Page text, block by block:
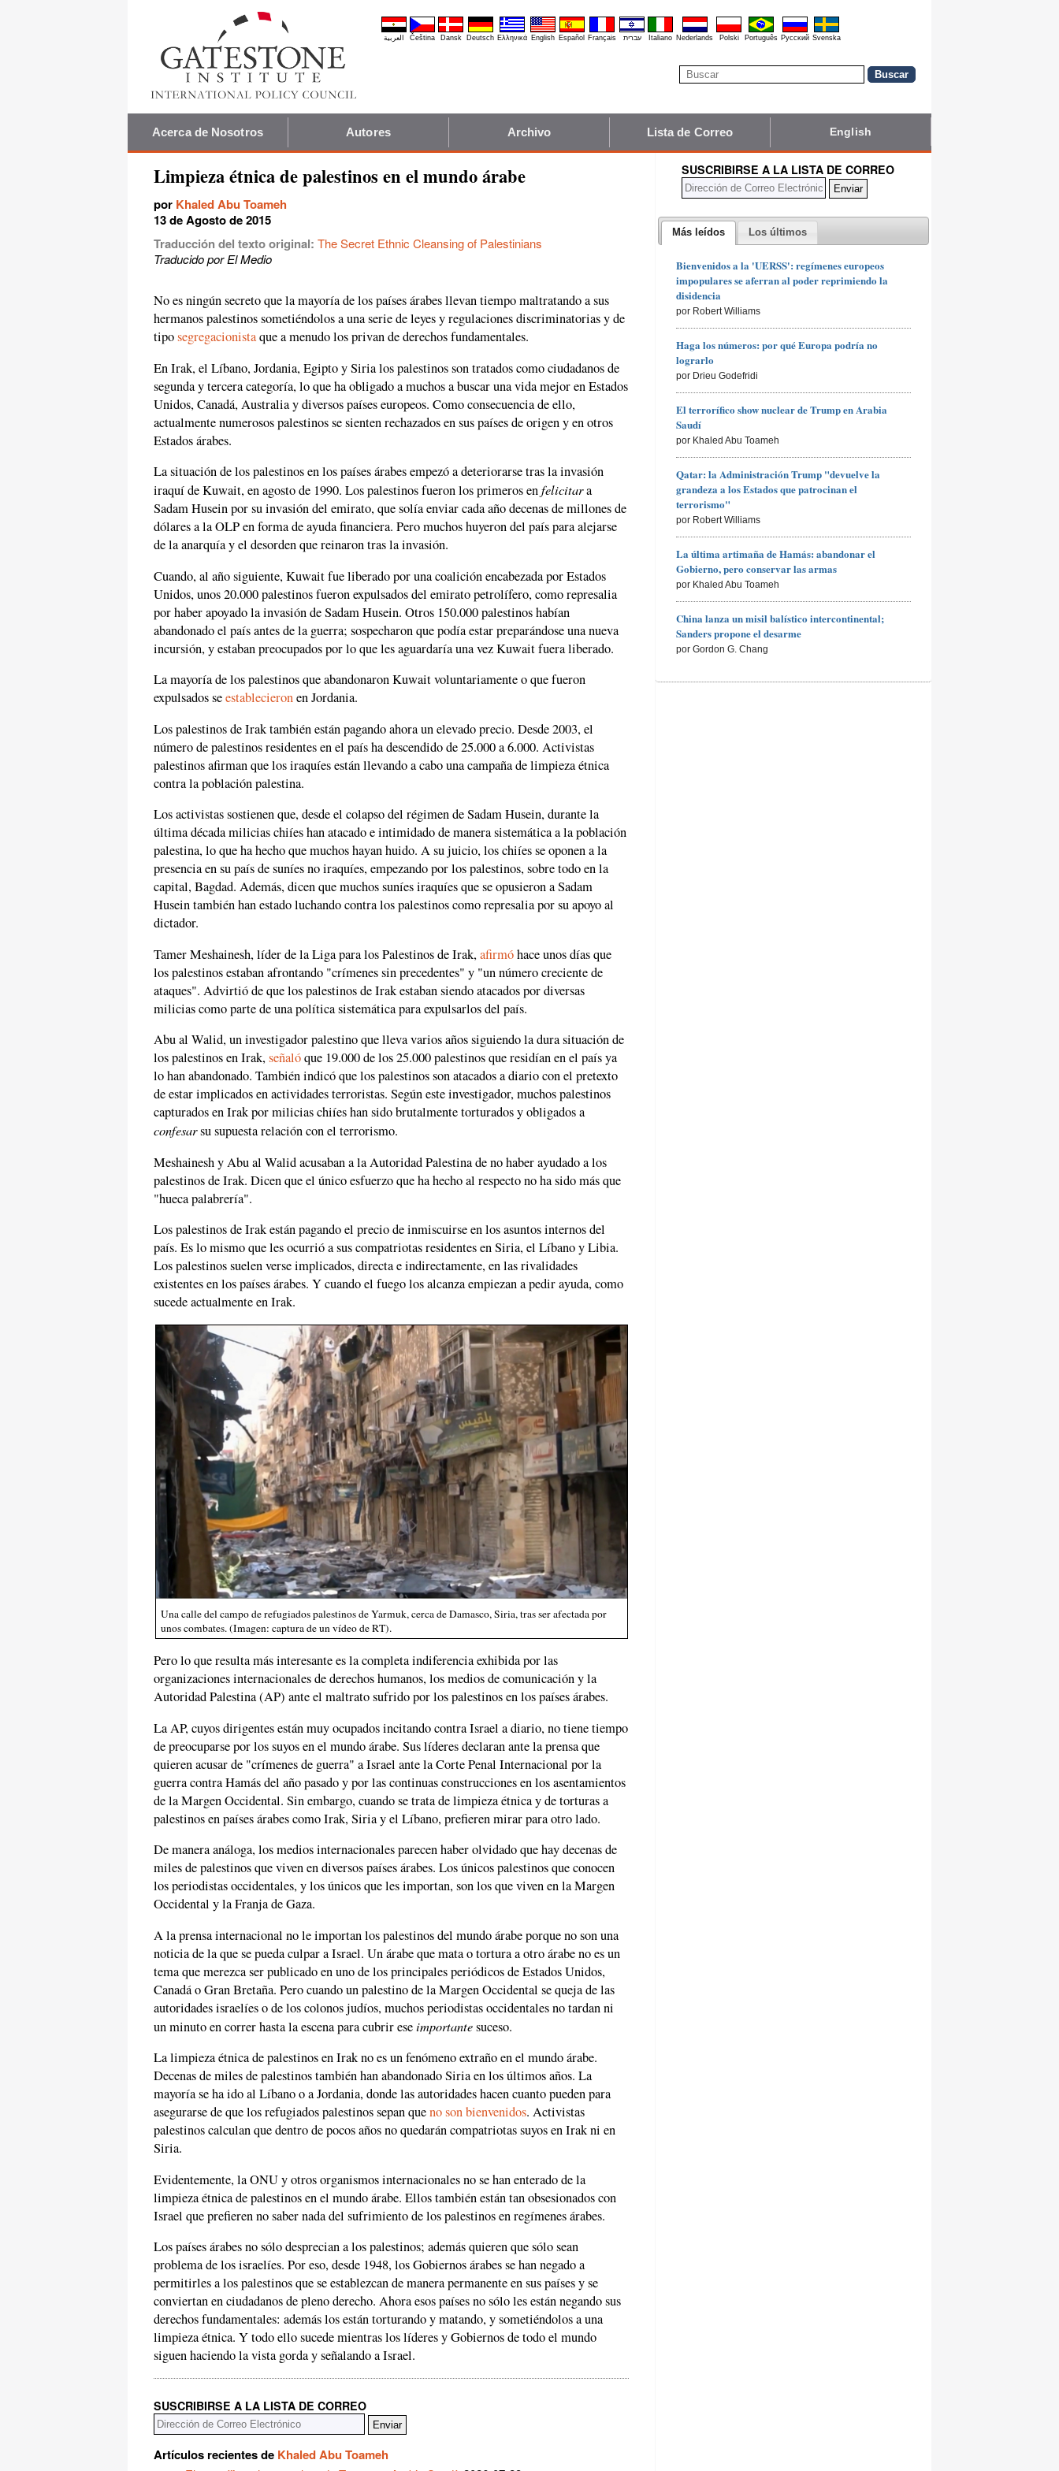
العربية Čeština Dansk Deutsch Ελληνικά English Español Français עברית Italiano Nederlands Polski Português Pyccĸий Svenska
Acerca de Nosotros Autores Archivo Lista de Correo English
Limpieza étnica de palestinos en el mundo árabe
por Khaled Abu Toameh
13 de Agosto de 2015
Traducción del texto original: The Secret Ethnic Cleansing of Palestinians
Traducido por El Medio
No es ningún secreto que la mayoría de los países árabes llevan tiempo maltratando a sus
hermanos palestinos sometiéndolos a una serie de leyes y regulaciones discriminatorias y de
tiposegregacionistaque a menudo los privan de derechos fundamentales.
En Irak, el Líbano, Jordania, Egipto y Siria los palestinos son tratados como ciudadanos de
segunda y tercera categoría, lo que ha obligado a muchos a buscar una vida mejor en Estados
Unidos, Canadá, Australia y diversos países europeos. Como consecuencia de ello,
actualmente numerosos palestinos se sienten rechazados en sus países de origen y en otros
Estados árabes.
La situación de los palestinos en los países árabes empezó a deteriorarse tras la invasión
iraquí de Kuwait, en agosto de 1990. Los palestinos fueron los primeros enfelicitara
Sadam Husein por su invasión del emirato, que solía enviar cada año decenas de millones de
dólares a la OLP en forma de ayuda financiera. Pero muchos huyeron del país para alejarse
de la anarquía y el desorden que reinaron tras la invasión.
Cuando, al año siguiente, Kuwait fue liberado por una coalición encabezada por Estados
Unidos, unos 20.000 palestinos fueron expulsados del emirato petrolífero, como represalia
por haber apoyado la invasión de Sadam Husein. Otros 150.000 palestinos habían
abandonado el país antes de la guerra; sospecharon que podía estar preparándose una nueva
incursión, y estaban preocupados por lo que les aguardaría una vez Kuwait fuera liberado.
La mayoría de los palestinos que abandonaron Kuwait voluntariamente o que fueron
expulsados seestablecieronen Jordania.
Los palestinos de Irak también están pagando ahora un elevado precio. Desde 2003, el
número de palestinos residentes en el país ha descendido de 25.000 a 6.000. Activistas
palestinos afirman que los iraquíes están llevando a cabo una campaña de limpieza étnica
contra la población palestina.
Los activistas sostienen que, desde el colapso del régimen de Sadam Husein, durante la
última década milicias chiíes han atacado e intimidado de manera sistemática a la población
palestina, lo que ha hecho que muchos hayan huido. A su juicio, los chiíes se oponen a la
presencia en su país de suníes no iraquíes, empezando por los palestinos, sobre todo en la
capital, Bagdad. Además, dicen que muchos suníes iraquíes que se opusieron a Sadam
Husein también han estado luchando contra los palestinos como represalia por su apoyo al
dictador.
Tamer Meshainesh, líder de la Liga para los Palestinos de Irak,afirmóhace unos días que
los palestinos estaban afrontando "crímenes sin precedentes" y "un número creciente de
ataques". Advirtió de que los palestinos de Irak estaban siendo atacados por diversas
milicias como parte de una política sistemática para expulsarlos del país.
Abu al Walid, un investigador palestino que lleva varios años siguiendo la dura situación de
los palestinos en Irak,señalóque 19.000 de los 25.000 palestinos que residían en el país ya
lo han abandonado. También indicó que los palestinos son atacados a diario con el pretexto
de estar implicados en actividades terroristas. Según este investigador, muchos palestinos
capturados en Irak por milicias chiíes han sido brutalmente torturados y obligados a
confesarsu supuesta relación con el terrorismo.
Meshainesh y Abu al Walid acusaban a la Autoridad Palestina de no haber ayudado a los
palestinos de Irak. Dicen que el único esfuerzo que ha hecho al respecto no ha sido más que
"hueca palabrería".
Los palestinos de Irak están pagando el precio de inmiscuirse en los asuntos internos del
país. Es lo mismo que les ocurrió a sus compatriotas residentes en Siria, el Líbano y Libia.
Los palestinos suelen verse implicados, directa e indirectamente, en las rivalidades
existentes en los países árabes. Y cuando el fuego los alcanza empiezan a pedir ayuda, como
sucede actualmente en Irak.
Una calle del campo de refugiados palestinos de Yarmuk, cerca de Damasco, Siria, tras ser afectada por
unos combates. (Imagen: captura de un vídeo de RT).
Pero lo que resulta más interesante es la completa indiferencia exhibida por las
organizaciones internacionales de derechos humanos, los medios de comunicación y la
Autoridad Palestina (AP) ante el maltrato sufrido por los palestinos en los países árabes.
La AP, cuyos dirigentes están muy ocupados incitando contra Israel a diario, no tiene tiempo
de preocuparse por los suyos en el mundo árabe. Sus líderes declaran ante la prensa que
quieren acusar de "crímenes de guerra" a Israel ante la Corte Penal Internacional por la
guerra contra Hamás del año pasado y por las continuas construcciones en los asentamientos
de la Margen Occidental. Sin embargo, cuando se trata de limpieza étnica y de torturas a
palestinos en países árabes como Irak, Siria y el Líbano, prefieren mirar para otro lado.
De manera análoga, los medios internacionales parecen haber olvidado que hay decenas de
miles de palestinos que viven en diversos países árabes. Los únicos palestinos que conocen
los periodistas occidentales, y los únicos que les importan, son los que viven en la Margen
Occidental y la Franja de Gaza.
A la prensa internacional no le importan los palestinos del mundo árabe porque no son una
noticia de la que se pueda culpar a Israel. Un árabe que mata o tortura a otro árabe no es un
tema que merezca ser publicado en uno de los principales periódicos de Estados Unidos,
Canadá o Gran Bretaña. Pero cuando un palestino de la Margen Occidental se queja de las
autoridades israelíes o de los colonos judíos, muchos periodistas occidentales no tardan ni
un minuto en correr hasta la escena para cubrir eseimportantesuceso.
La limpieza étnica de palestinos en Irak no es un fenómeno extraño en el mundo árabe.
Decenas de miles de palestinos también han abandonado Siria en los últimos años. La
mayoría se ha ido al Líbano o a Jordania, donde las autoridades hacen cuanto pueden para
asegurarse de que los refugiados palestinos sepan queno son bienvenidos. Activistas
palestinos calculan que dentro de pocos años no quedarán compatriotas suyos en Irak ni en
Siria.
Evidentemente, la ONU y otros organismos internacionales no se han enterado de la
limpieza étnica de palestinos en el mundo árabe. Ellos también están tan obsesionados con
Israel que prefieren no saber nada del sufrimiento de los palestinos en regímenes árabes.
Los países árabes no sólo desprecian a los palestinos; además quieren que sólo sean
problema de los israelíes. Por eso, desde 1948, los Gobiernos árabes se han negado a
permitirles a los palestinos que se establezcan de manera permanente en sus países y se
conviertan en ciudadanos de pleno derecho. Ahora esos países no sólo les están negando sus
derechos fundamentales: además los están torturando y matando, y sometiéndolos a una
limpieza étnica. Y todo ello sucede mientras los líderes y Gobiernos de todo el mundo
siguen haciendo la vista gorda y señalando a Israel.
SUSCRIBIRSE A LA LISTA DE CORREO
Artículos recientes de Khaled Abu Toameh
SUSCRIBIRSE A LA LISTA DE CORREO
Más leídos Los últimos
Bienvenidos a la 'UERSS': regímenes europeos
impopulares se aferran al poder reprimiendo la
disidencia
por Robert Williams
Haga los números: por qué Europa podría no
lograrlo
por Drieu Godefridi
El terrorífico show nuclear de Trump en Arabia
Saudí
por Khaled Abu Toameh
Qatar: la Administración Trump "devuelve la
grandeza a los Estados que patrocinan el
terrorismo"
por Robert Williams
La última artimaña de Hamás: abandonar el
Gobierno, pero conservar las armas
por Khaled Abu Toameh
China lanza un misil balístico intercontinental;
Sanders propone el desarme
por Gordon G. Chang